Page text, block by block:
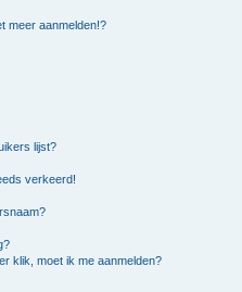
meer aanmelden!?
lijst?
verkeerd!
klik, moet ik me aanmelden?